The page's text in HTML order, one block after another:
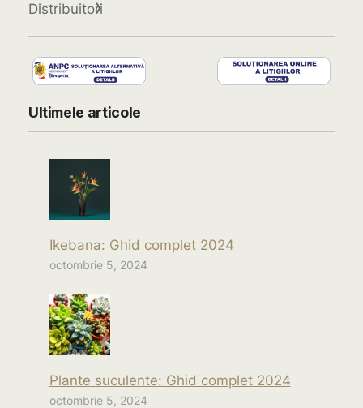
Distribuitori
Ultimele articole
Ikebana: Ghid complet 2024
octombrie 5, 2024
Plante suculente: Ghid complet 2024
octombrie 5, 2024